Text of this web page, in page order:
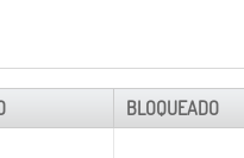
BLOQUEADO